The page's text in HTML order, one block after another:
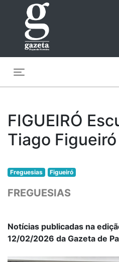
FIGUEIRÓ
Tiago Figueiró
Freguesias Figueiró
FREGUESIAS
Notícias publicadas na
12/02/2026 da Gazeta de